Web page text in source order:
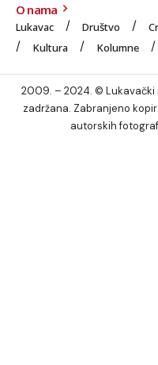
O nama
Lukavac Društvo
Kultura
Kolumne
2009. – 2024. © Lukavački
zadržana. Zabranjeno
autorskih